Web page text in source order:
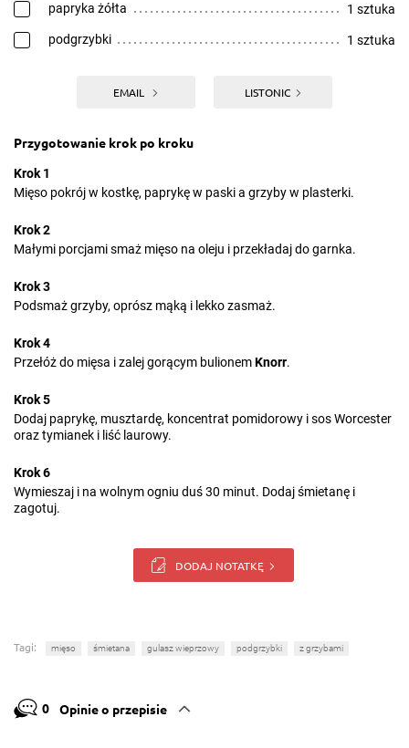
papryka żółta 1 sztuka
podgrzybki 1 sztuka
EMAIL LISTONIC
Przygotowanie krok po kroku
Krok 1
Mięso pokrój w kostkę, paprykę w paski a grzyby w plasterki.
Krok 2
Małymi porcjami smaż mięso na oleju i przekładaj do garnka.
Krok 3
Podsmaż grzyby, oprósz mąką i lekko zasmaż.
Krok 4
Przełóż do mięsa i zalej gorącym bulionemKnorr.
Krok 5
Dodaj paprykę, musztardę, koncentrat pomidorowy i sos Worcester
oraz tymianek i liść laurowy.
Krok 6
Wymieszaj i na wolnym ogniu duś 30 minut. Dodaj śmietanę i
zagotuj.
DODAJ NOTATKĘ
Tagi: mięso śmietana gulasz wieprzowy podgrzybki z grzybami
0 Opinie o przepisie